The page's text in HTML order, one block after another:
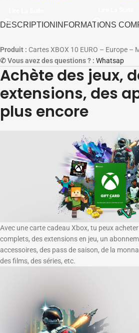
DESCRIPTION INFORMATIONS
Produit : Cartes XBOX 10 EURO – Europe –
✆ Vous avez des questions ? : Whatsap
Achète des jeux,
extensions, des
plus encore
Avec une carte cadeau Xbox, tu peux
complets, des extensions en jeu, un
accessoires, des pass de saison, de la
des films, des séries, etc.